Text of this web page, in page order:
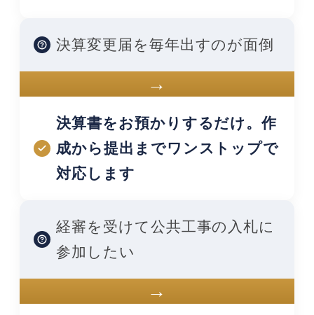
決算変更届を毎年出すのが面倒
→
決算書をお預かりするだけ。作
成から提出までワンストップで
対応します
経審を受けて公共工事の入札に
参加したい
→